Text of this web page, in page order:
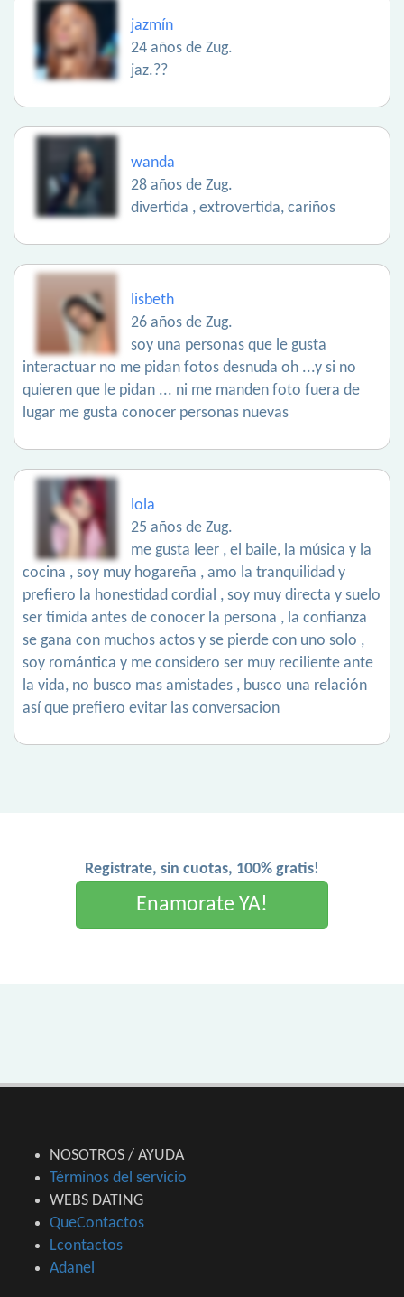
jazmín
24 años de Zug.
jaz.??
wanda
28 años de Zug.
divertida , extrovertida, cariños
lisbeth
26 años de Zug.
soy una personas que le gusta
interactuar no me pidan fotos desnuda oh ...y si no
quieren que le pidan ... ni me manden foto fuera de
lugar me gusta conocer personas nuevas
lola
25 años de Zug.
me gusta leer , el baile, la música y la
cocina , soy muy hogareña , amo la tranquilidad y
prefiero la honestidad cordial , soy muy directa y suelo
ser tímida antes de conocer la persona , la confianza
se gana con muchos actos y se pierde con uno solo ,
soy romántica y me considero ser muy reciliente ante
la vida, no busco mas amistades , busco una relación
así que prefiero evitar las conversacion
Registrate, sin cuotas, 100% gratis!
Enamorate YA!
NOSOTROS / AYUDA
Términos del servicio
WEBS DATING
QueContactos
Lcontactos
Adanel